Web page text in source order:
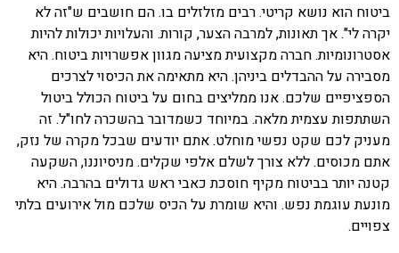
ביטוח הוא נושא קריטי. רבים מזלזלים בו. הם חושבים ש"זה לא
יקרה לי". אך תאונות, למרבה הצער, קורות. והעלויות יכולות להיות
אסטרונומיות. חברה מקצועית מציעה מגוון אפשרויות ביטוח. היא
מסבירה על ההבדלים ביניהן. היא מתאימה את הכיסוי לצרכים
הספציפיים שלכם. אנו ממליצים בחום על ביטוח הכולל ביטול
השתתפות עצמית מלאה. במיוחד כשמדובר בהשכרה לחו"ל. זה
מעניק לכם שקט נפשי מוחלט. אתם יודעים שבכל מקרה של נזק,
אתם מכוסים. ללא צורך לשלם אלפי שקלים. מניסיוננו, השקעה
קטנה יותר בביטוח מקיף חוסכת כאבי ראש גדולים בהרבה. היא
מונעת עוגמת נפש. והיא שומרת על הכיס שלכם מול אירועים בלתי
צפויים.